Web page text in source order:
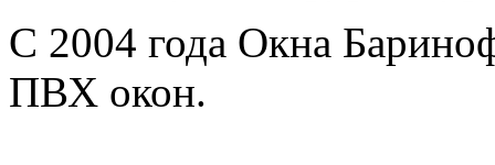
С 2004 года Окна
ПВХ окон.